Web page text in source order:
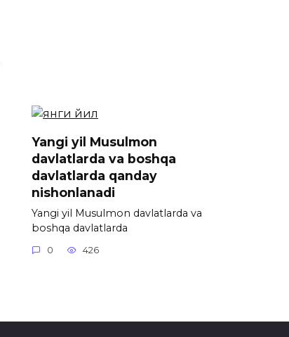
Yangi yil Musulmon
davlatlarda va boshqa
davlatlarda qanday
nishonlanadi
Yangi yil Musulmon davlatlarda va
boshqa davlatlarda
0 426